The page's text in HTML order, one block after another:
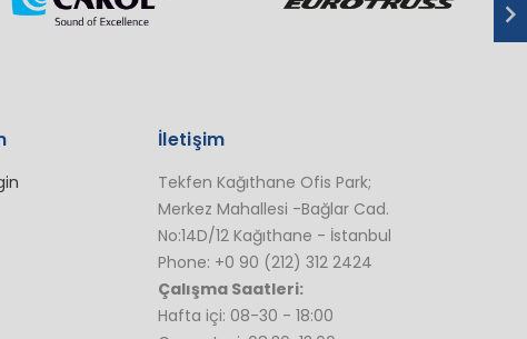
İletişim
Tekfen Kağıthane Ofis Park;
Merkez Mahallesi -Bağlar Cad.
No:14D/12 Kağıthane - İstanbul
Phone: +0 90 (212) 312 2424
Çalışma Saatleri:
Hafta içi: 08-30 - 18:00